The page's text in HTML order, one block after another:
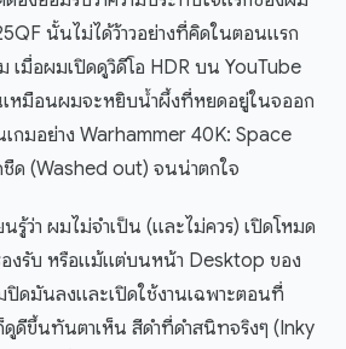
นั้นไม่ได้ว้าวอย่างที่คิดในตอนแรก
เมื่อผมเปิดดูวิดีโอ HDR บน YouTube
หมือนผมจะหยิบน้ำผึ้งที่หยดอยู่ในจออก
เกมอย่าง Warhammer 40K: Space
ด (Washed out) จนน่าตกใจ
รู้ว่า ผมไม่จำเป็น (และไม่ควร) เปิดโหมด
องรับ หรือแม้แต่บนหน้า Desktop ของ
ดมันลงและเปิดใช้งานเฉพาะตอนที่
ดูดีขึ้นทันตาเห็น สีดำที่ดำสนิทจริงๆ (Inky